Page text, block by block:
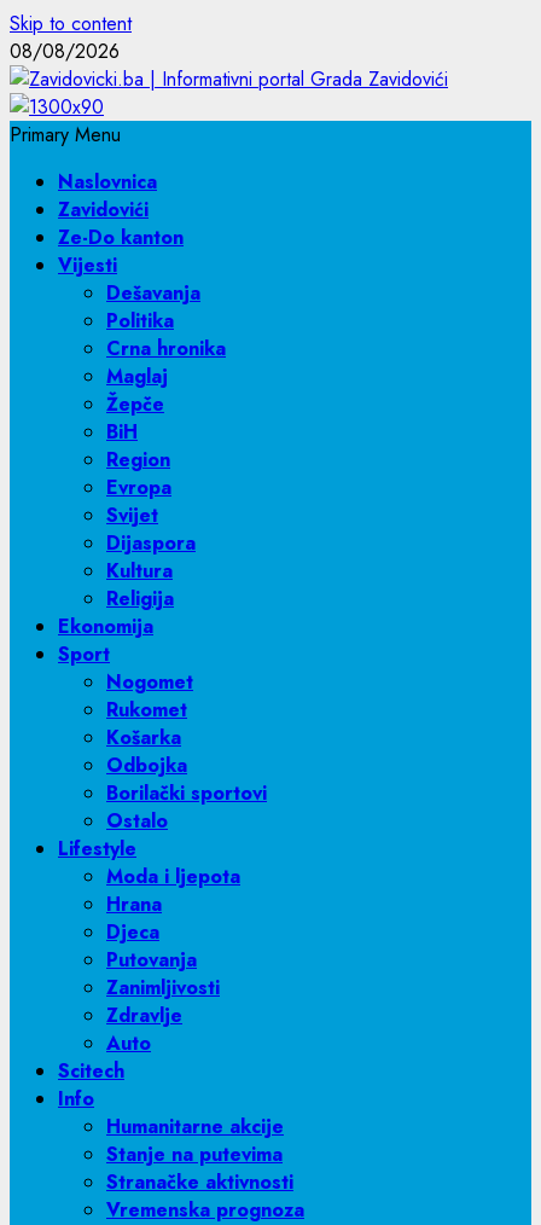
Skip to content
08/08/2026
Primary Menu
Naslovnica
Zavidovići
Ze-Do kanton
Vijesti
Dešavanja
Politika
Crna hronika
Maglaj
Žepče
BiH
Region
Evropa
Svijet
Dijaspora
Kultura
Religija
Ekonomija
Sport
Nogomet
Rukomet
Košarka
Odbojka
Borilački sportovi
Ostalo
Lifestyle
Moda i ljepota
Hrana
Djeca
Putovanja
Zanimljivosti
Zdravlje
Auto
Scitech
Info
Humanitarne akcije
Stanje na putevima
Stranačke aktivnosti
Vremenska prognoza